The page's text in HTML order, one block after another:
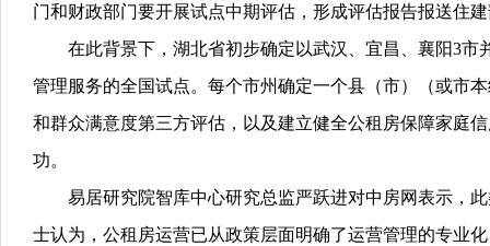
门和财政部门要开展试点中期评估，形成评估报告报送住
在此背景下，湖北省初步确定以武汉、宜昌、襄阳3市
管理服务的全国试点。每个市州确定一个县（市）（或市
和群众满意度第三方评估，以及建立健全公租房保障家庭
功。
易居研究院智库中心研究总监严跃进对中房网表示，此
士认为，公租房运营已从政策层面明确了运营管理的专业